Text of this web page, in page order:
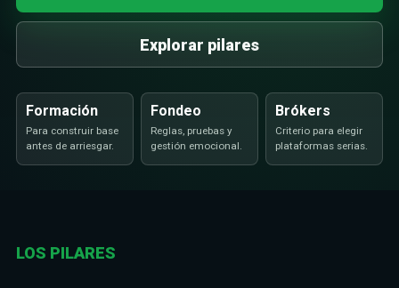
Explorar pilares
Formación
Para construir base
antes de arriesgar.
Fondeo
Reglas, pruebas y
gestión emocional.
Brókers
Criterio para elegir
plataformas serias.
LOS PILARES